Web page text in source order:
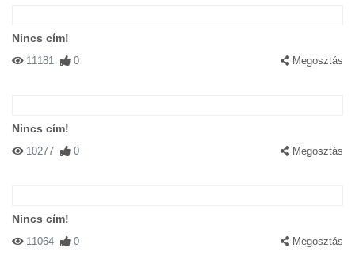
Nincs cím!
11181 0 Megosztás
Nincs cím!
10277 0 Megosztás
Nincs cím!
11064 0 Megosztás